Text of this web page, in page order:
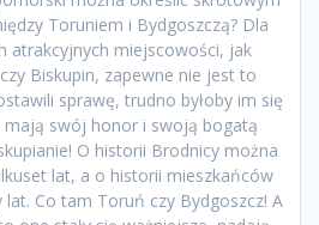
Toruniem i Bydgoszczą? Dla
atrakcyjnych miejscowości, jak
Biskupin, zapewne nie jest to
sprawę, trudno byłoby im się
mają swój honor i swoją bogatą
O historii Brodnicy można
lat, a o historii mieszkańców
lat. Co tam Toruń czy Bydgoszcz! A